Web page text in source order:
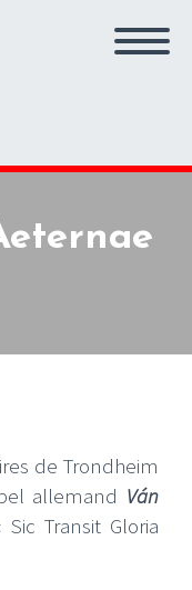
de Trondheim
allemand Ván
Transit Gloria